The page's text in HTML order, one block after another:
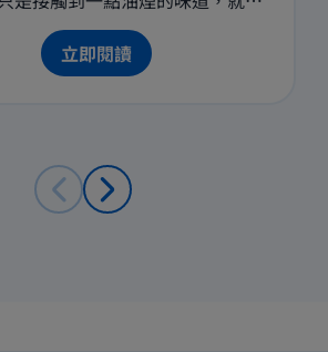
許多媽咪甚至擔心孕吐會影響胎
此會上網或向朋友詢問舒緩孕吐
是這些方法真的有效嗎？
立即閱讀